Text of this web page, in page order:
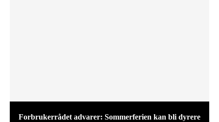
Forbrukerrådet advarer: Sommerferien kan bli dyrere